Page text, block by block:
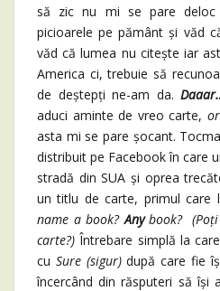
să zic nu mi se pare deloc
picioarele pe pământ și văd
văd că lumea nu citește iar
America ci, trebuie să
de deștepți ne-am da.
aduci aminte de vreo carte,
asta mi se pare șocant.
distribuit pe Facebook în care
stradă din SUA și oprea
un titlu de carte, primul care
name a book?Anybook? (Poți
carte?)Întrebare simplă la
cu Sure (sigur)după care fie
încercând din răsputeri să își